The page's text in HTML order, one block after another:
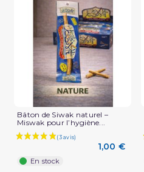
Bâton de Siwak naturel –
Miswak pour l’hygiène...
1,00 €
En stock